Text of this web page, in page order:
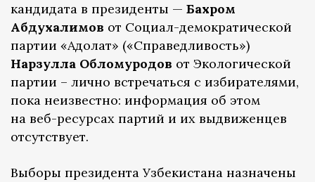
кандидата в президенты — Бахром
Абдухалимов от Социал-демократической
партии «Адолат» («Справедливость»)
Нарзулла Обломуродов от Экологической
партии – лично встречаться с избирателями,
пока неизвестно: информация об этом
на веб-ресурсах партий и их выдвиженцев
отсутствует.
Выборы президента Узбекистана назначены